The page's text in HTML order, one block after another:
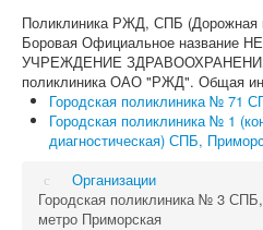
Поликлиника РЖД, СПБ (Дорожная
Боровая Официальное название
УЧРЕЖДЕНИЕ ЗДРАВООХРАНЕНИЯ
поликлиника ОАО "РЖД". Общая
Городская поликлиника № 71
Городская поликлиника № 1
диагностическая) СПБ,
Организации
Городская поликлиника № 3
метро Приморская